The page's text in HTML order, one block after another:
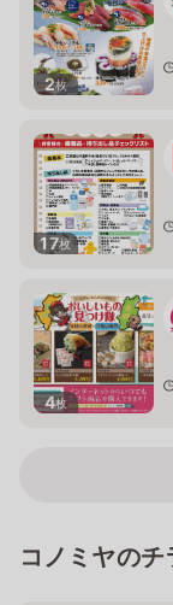
2枚
17枚
4枚
コノミヤのチ